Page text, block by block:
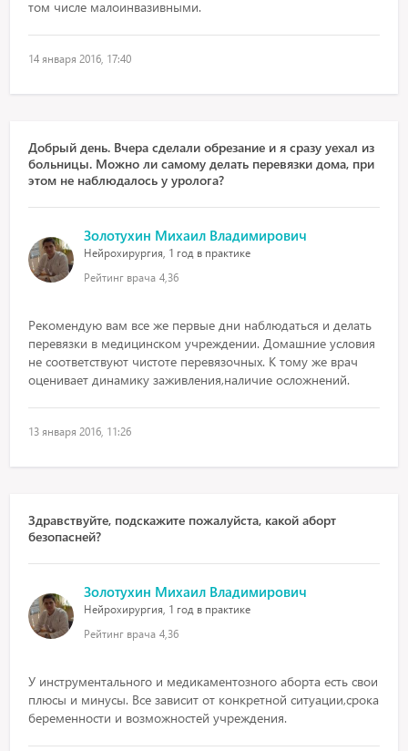
том числе малоинвазивными.
14 января 2016, 17:40
Добрый день. Вчера сделали обрезание и я сразу уехал из
больницы. Можно ли самому делать перевязки дома, при
этом не наблюдалось у уролога?
Золотухин Михаил Владимирович
Нейрохирургия, 1 год в практике
Рейтинг врача 4,36
Рекомендую вам все же первые дни наблюдаться и делать
перевязки в медицинском учреждении. Домашние условия
не соответствуют чистоте перевязочных. К тому же врач
оценивает динамику заживления,наличие осложнений.
13 января 2016, 11:26
Здравствуйте, подскажите пожалуйста, какой аборт
безопасней?
Золотухин Михаил Владимирович
Нейрохирургия, 1 год в практике
Рейтинг врача 4,36
У инструментального и медикаментозного аборта есть свои
плюсы и минусы. Все зависит от конкретной ситуации,срока
беременности и возможностей учреждения.